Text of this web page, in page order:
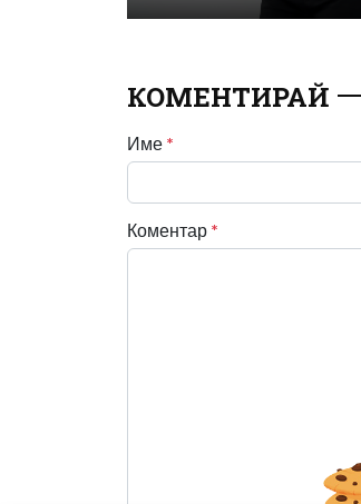
КОМЕНТИРАЙ
Име *
Коментар *